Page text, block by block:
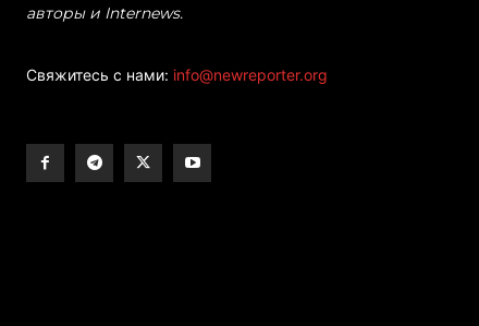
авторы и Internews.
Свяжитесь с нами: info@newreporter.org